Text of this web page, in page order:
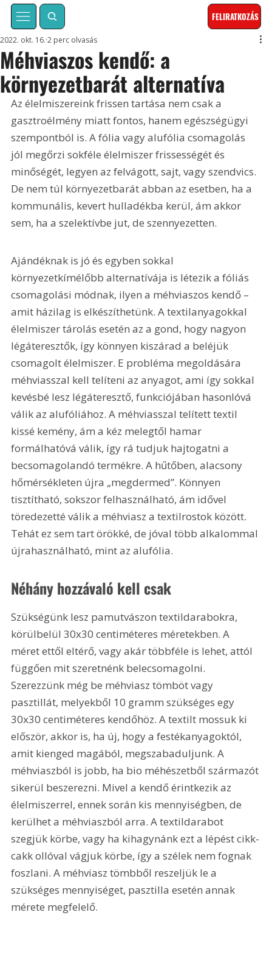
FELIRATKOZÁS
Méhviaszos kendő: a
környezetbarát alternatíva
2022. okt. 16. 2 perc olvasás
Az élelmiszereink frissen tartása nem csak a
gasztroélmény miatt fontos, hanem egészségügyi
szempontból is. A fólia vagy alufólia csomagolás
jól megőrzi sokféle élelmiszer frissességét és
minőségét, legyen az felvágott, sajt, vagy szendvics.
De nem túl környezetbarát abban az esetben, ha a
kommunális, kevert hulladékba kerül, ám akkor
sem, ha a szelektívbe jut, de szennyezetten.
Ajándéknak is jó és egyben sokkal
környezetkímélőbb alternatívája is létezik a fóliás
csomagolási módnak, ilyen a méhviaszos kendő –
amit házilag is elkészíthetünk. A textilanyagokkal
élelmiszer tárolás esetén az a gond, hogy nagyon
légáteresztők, így könnyen kiszárad a beléjük
csomagolt élelmiszer. E probléma megoldására
méhviasszal kell telíteni az anyagot, ami így sokkal
kevésbé lesz légáteresztő, funkciójában hasonlóvá
válik az alufóliához. A méhviasszal telített textil
kissé kemény, ám a kéz melegtől hamar
formálhatóvá válik, így rá tudjuk hajtogatni a
becsomagolandó termékre. A hűtőben, alacsony
hőmérsékleten újra „megdermed”. Könnyen
tisztítható, sokszor felhasználható, ám idővel
töredezetté válik a méhviasz a textilrostok között.
Tehát ez sem tart örökké, de jóval több alkalommal
újrahasználható, mint az alufólia.
Néhány hozzávaló kell csak
Szükségünk lesz pamutvászon textildarabokra,
körülbelül 30x30 centiméteres méretekben. A
méret ettől eltérő, vagy akár többféle is lehet, attól
függően mit szeretnénk belecsomagolni.
Szerezzünk még be méhviasz tömböt vagy
pasztillát, melyekből 10 gramm szükséges egy
30x30 centiméteres kendőhöz. A textilt mossuk ki
először, akkor is, ha új, hogy a festékanyagoktól,
amit kienged magából, megszabaduljunk. A
méhviaszból is jobb, ha bio méhészetből származót
sikerül beszerezni. Mivel a kendő érintkezik az
élelmiszerrel, ennek során kis mennyiségben, de
kerülhet a méhviaszból arra. A textildarabot
szegjük körbe, vagy ha kihagynánk ezt a lépést cikk-
cakk ollóval vágjuk körbe, így a szélek nem fognak
foszlani. A méhviasz tömbből reszeljük le a
szükséges mennyiséget, pasztilla esetén annak
mérete megfelelő.